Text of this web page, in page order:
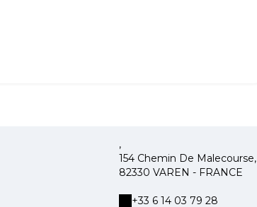
,
154 Chemin De Malecourse,
82330 VAREN - FRANCE
+33 6 14 03 79 28